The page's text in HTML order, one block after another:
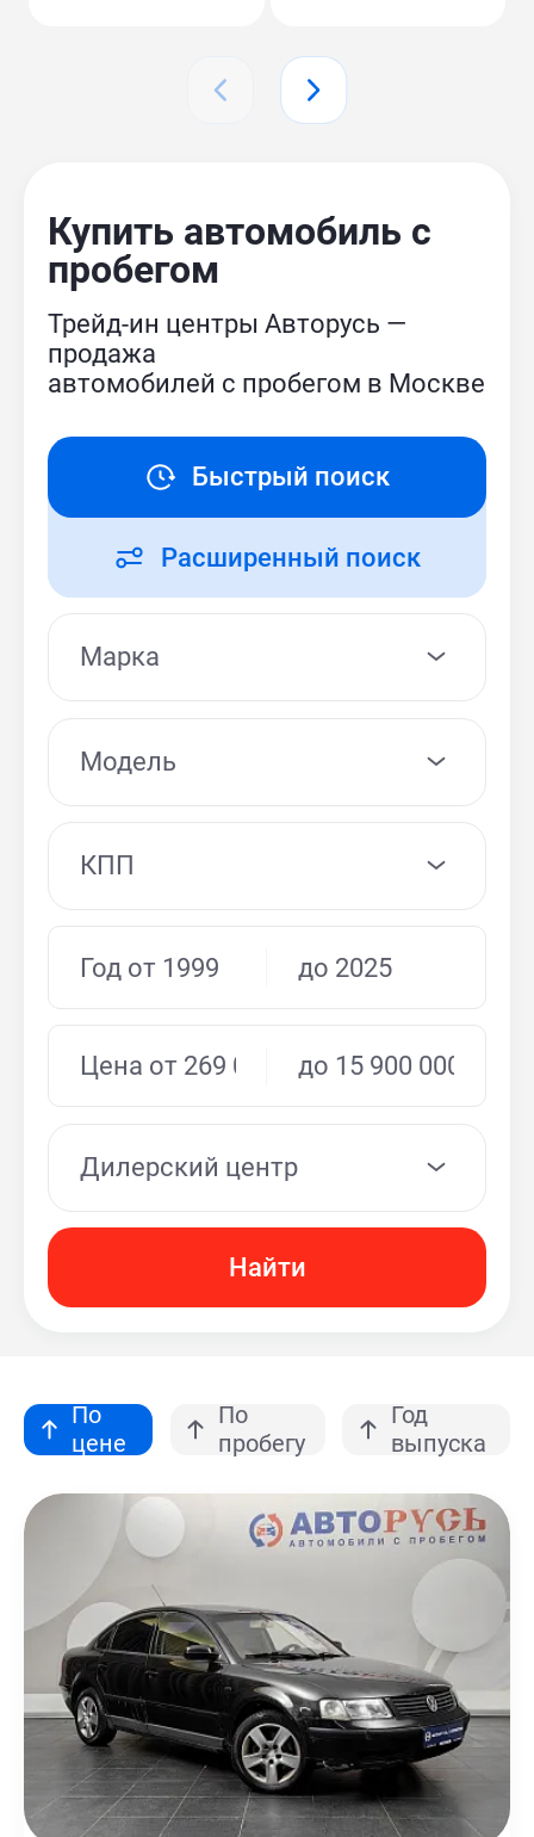
Купить автомобиль с
пробегом
Трейд-ин центры Авторусь —
продажа
автомобилей с пробегом в Москве
Быстрый поиск
Расширенный поиск
Модель
КПП
Дилерский центр
Найти
По
цене
По
пробегу
Год
выпуска